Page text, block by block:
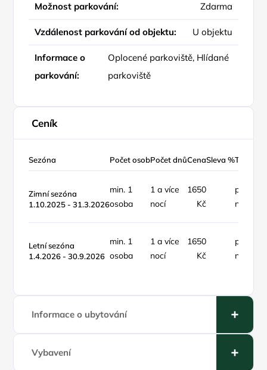
Možnost parkování: Zdarma
Vzdálenost parkování od objektu: U objektu
Informace o
parkování:
Oplocené parkoviště, Hlídané
parkoviště
Ceník
Sezóna Počet osobPočet dnůCenaSleva %Typ ceny
Zimní sezóna
1.10.2025 - 31.3.2026
min. 1
osoba
1 a více
nocí
1650
Kč
pokoj /
noc
Letní sezóna
1.4.2026 - 30.9.2026
min. 1
osoba
1 a více
nocí
1650
Kč
pokoj /
noc
Informace o ubytování
Vybavení